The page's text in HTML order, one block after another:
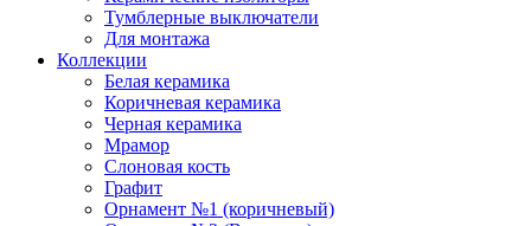
Тумблерные выключатели
Для монтажа
Коллекции
Белая керамика
Коричневая керамика
Черная керамика
Мрамор
Слоновая кость
Графит
Орнамент №1 (коричневый)